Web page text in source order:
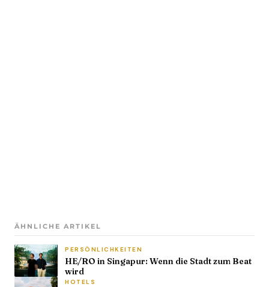
ÄHNLICHE ARTIKEL
PERSÖNLICHKEITEN
HE/RO in Singapur: Wenn die Stadt zum Beat
wird
HOTELS